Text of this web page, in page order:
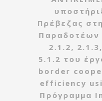
Πρέβεζας
Παραδοτέων
2.1.2,
5.1.2 του
border
efficiency
Πρόγραμμα